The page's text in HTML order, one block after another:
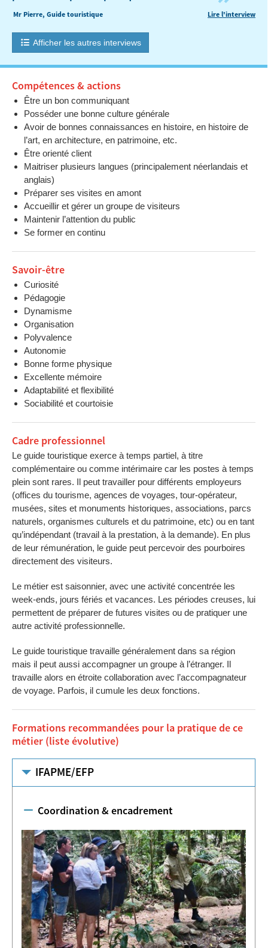
Mr Pierre, Guide touristique Lire l'interview
Afficher les autres interviews
Compétences & actions
Être un bon communiquant
Posséder une bonne culture générale
Avoir de bonnes connaissances en histoire, en histoire de
l’art, en architecture, en patrimoine, etc.
Être orienté client
Maitriser plusieurs langues (principalement néerlandais et
anglais)
Préparer ses visites en amont
Accueillir et gérer un groupe de visiteurs
Maintenir l’attention du public
Se former en continu
Savoir-être
Curiosité
Pédagogie
Dynamisme
Organisation
Polyvalence
Autonomie
Bonne forme physique
Excellente mémoire
Adaptabilité et flexibilité
Sociabilité et courtoisie
Cadre professionnel
Le guide touristique exerce à temps partiel, à titre
complémentaire ou comme intérimaire car les postes à temps
plein sont rares. Il peut travailler pour différents employeurs
(offices du tourisme, agences de voyages, tour-opérateur,
musées, sites et monuments historiques, associations, parcs
naturels, organismes culturels et du patrimoine, etc) ou en tant
qu’indépendant (travail à la prestation, à la demande). En plus
de leur rémunération, le guide peut percevoir des pourboires
directement des visiteurs.
Le métier est saisonnier, avec une activité concentrée les
week-ends, jours fériés et vacances. Les périodes creuses, lui
permettent de préparer de futures visites ou de pratiquer une
autre activité professionnelle.
Le guide touristique travaille généralement dans sa région
mais il peut aussi accompagner un groupe à l’étranger. Il
travaille alors en étroite collaboration avec l’accompagnateur
de voyage. Parfois, il cumule les deux fonctions.
Formations recommandées pour la pratique de ce
métier (liste évolutive)
IFAPME/EFP
Coordination & encadrement